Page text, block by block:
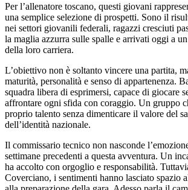
Per l’allenatore toscano, questi giovani
una semplice selezione di prospetti. Sono il
nei settori giovanili federali, ragazzi cresciuti
la maglia azzurra sulle spalle e arrivati oggi a
della loro carriera.
L’obiettivo non è soltanto vincere una partita,
maturità, personalità e senso di appartenenza.
squadra libera di esprimersi, capace di giocare
affrontare ogni sfida con coraggio. Un gruppo
proprio talento senza dimenticare il valore del
dell’identità nazionale.
Il commissario tecnico non nasconde
settimane precedenti a questa avventura. Un
ha accolto con orgoglio e responsabilità.
Coverciano, i sentimenti hanno lasciato spazio